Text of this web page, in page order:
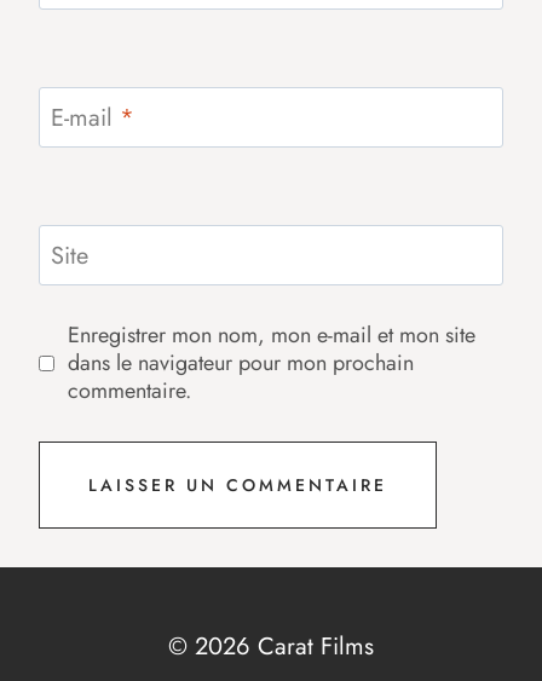
E-mail *
Site
Enregistrer mon nom, mon e-mail et mon site
dans le navigateur pour mon prochain
commentaire.
© 2026 Carat Films